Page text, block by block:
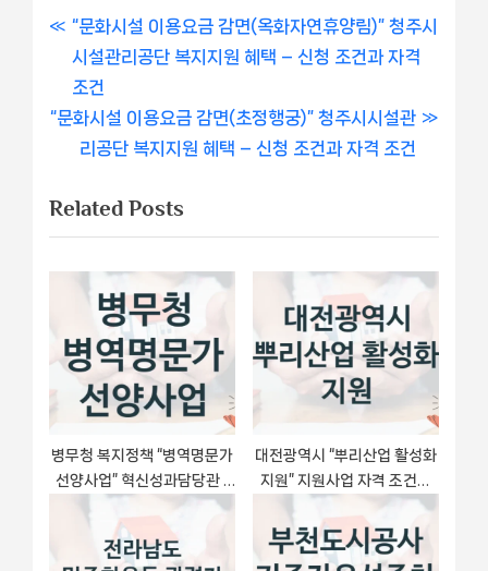
글
내
비
이
P
r
e
v
u
s
P
t
“문화시설 이용요금 감면(옥화자연휴양림)” 청주시
시설관리공단 복지지원 혜택 – 신청 조건과 자격
조건
N
t
P
o
:
“문화시설 이용요금 감면(초정행궁)” 청주시시설관
리공단 복지지원 혜택 – 신청 조건과 자격 조건
Related Posts
병무청 복지정책 “병역명문가
선양사업” 혁신성과담당관 -
신청 일정과 자격 조건
대전광역시 “뿌리산업 활성화
지원” 지원사업 자격 조건과